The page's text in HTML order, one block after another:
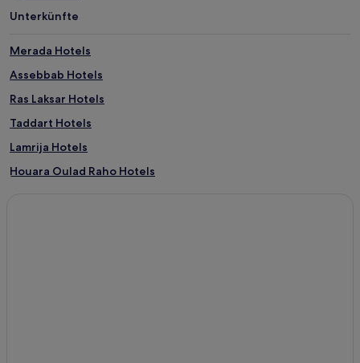
Unterkünfte
Merada Hotels
Assebbab Hotels
Ras Laksar Hotels
Taddart Hotels
Lamrija Hotels
Houara Oulad Raho Hotels